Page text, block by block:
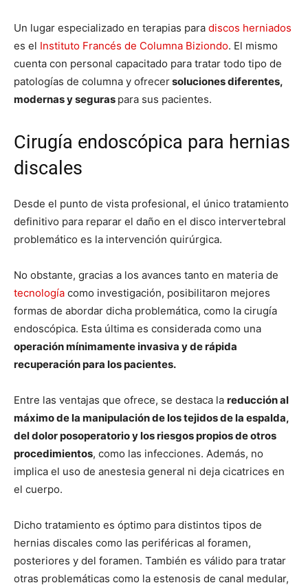
Un lugar especializado en terapias para discos herniados
es el Instituto Francés de Columna Biziondo. El mismo
cuenta con personal capacitado para tratar todo tipo de
patologías de columna y ofrecersoluciones diferentes,
modernas y seguras para sus pacientes.
Cirugía endoscópica para hernias
discales
Desde el punto de vista profesional, el único tratamiento
definitivo para reparar el daño en el disco intervertebral
problemático es la intervención quirúrgica.
No obstante, gracias a los avances tanto en materia de
tecnología como investigación, posibilitaron mejores
formas de abordar dicha problemática, como la cirugía
endoscópica. Esta última es considerada como una
operación mínimamente invasiva y de rápida
recuperación para los pacientes.
Entre las ventajas que ofrece, se destaca la reducción al
máximo de la manipulación de los tejidos de la espalda,
del dolor posoperatorio y los riesgos propios de otros
procedimientos, como las infecciones. Además, no
implica el uso de anestesia general ni deja cicatrices en
el cuerpo.
Dicho tratamiento es óptimo para distintos tipos de
hernias discales como las periféricas al foramen,
posteriores y del foramen. También es válido para tratar
otras problemáticas como la estenosis de canal medular,